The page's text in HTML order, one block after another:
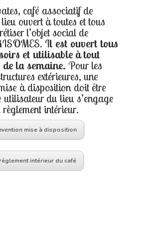
café associatif de
ouvert à toutes et tous
l’objet social de
Il est ouvert tous
et utilisable à tout
la semaine. Pour les
extérieures, une
à disposition doit être
utilisateur du lieu s’engage
intérieur.
mise à disposition
intérieur du café